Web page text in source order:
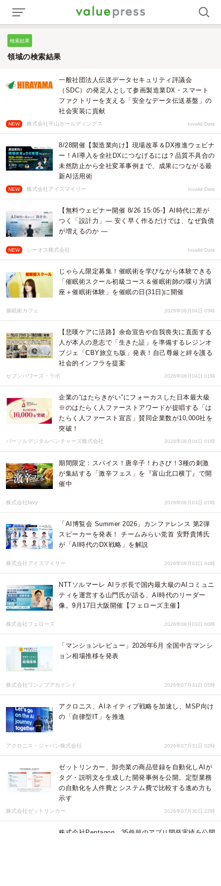
検索結果
領域の検索結果
一般社団法人伝送データセキュリティ評議会
（SDC）の発足人として参画製造業DX・スマート
ファクトリーを支える「安全なデータ伝送基盤」の
社会実装に貢献
NEW 株式会社平山ホールディングス Invalid Date
8/28開催【製造業向け】現場改革＆DX推進ウェビナ
ー！AI導入を全社DXにつなげるには？品質不具合の
未然防止から全社変革事例まで、成果につながる最
新AI活用術
NEW 株式会社アイスマイリー Invalid Date
【無料ウェビナー開催 8/26 15:05-】AI時代に差が
つく「設計力」― 安く早く作るだけでは、なぜ負債
が増えるのか ―
NEW シーオス株式会社 Invalid Date
じゃらん限定募集！催眠術を学びながら体験できる
「催眠術スクール初級コース＆催眠術師の喋り方講
座＋催眠術体験」を催眠の日(31日)に開催
催眠術カフェ 2026年08月04日 03時
【悲嘆ケアに活路】余命宣告や自我喪失に直面する
人が本人の意志で「生きた証」を準備するレジンオ
ブジェ「CBY旅立ち版」発表！自己尊厳と絆を護る
社会的インフラを提案
セブンパワーズ・ラボ 2026年08月04日 01時
企業の“はたらきがい”にフォーカスした日本最大級
※のはたらく人ファーストアワードが提唱する「は
たらく人ファースト宣言」賛同企業数が10,000社を
突破！
パーソルデジタルベンチャーズ株式会社 2026年08月04日 01時
期間限定：スパイス！唐辛子！わさび！3種の刺激
が集結する「激辛フェス」を『富山北口横丁』で開
催中
株式会社favy 2026年08月03日 07時
「AI博覧会 Summer 2026」カンファレンス 第2弾
スピーカーを発表！ チームみらい党首 安野貴博氏
が「AI時代のDX戦略」を解説
株式会社アイスマイリー 2026年08月03日 04時
NTTソルマーレ AIラボ長で国内最大級のAIコミュニ
ティを運営する山門氏が語る、AI時代のリーダー
像。9月17日大阪開催【フェローズ主催】
株式会社フェローズ 2026年08月03日 00時
「マンションレビュー」2026年6月 全国中古マンシ
ョン相場推移を発表
株式会社ワンノブアカインド 2026年07月31日 05時
アクロニス、AIネイティブ戦略を加速し、MSP向け
の「自律型IT」を推進
アクロニス・ジャパン株式会社 2026年07月31日 02時
ゼットリンカー、卸売業の商品登録を自動化しAIが
タグ・説明文を生成した開発事例を公開。定型業務
の自動化を人件費とシステム費で比較する進め方も
示す
株式会社ゼットリンカー 2026年07月30日 22時
株式会社Pentagon、35件超のアプリ開発実績を公開